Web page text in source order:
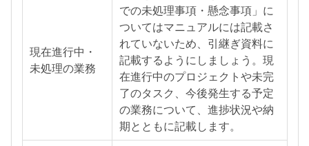
現在進行中・
未処理の業務
での未処理事項・懸念事項」に
ついてはマニュアルには記載さ
れていないため、引継ぎ資料に
記載するようにしましょう。現
在進行中のプロジェクトや未完
了のタスク、今後発生する予定
の業務について、進捗状況や納
期とともに記載します。